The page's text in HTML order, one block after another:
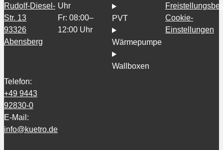
Rudolf-Diesel-
Str. 13
93326
Abensberg
Telefon:
+49 9443
92830-0
E-Mail:
info@kuetro.de
Uhr
Fr: 08:00–
12:00 Uhr
PVT
Wärmepumpe
Wallboxen
Cookie-
Einstellungen